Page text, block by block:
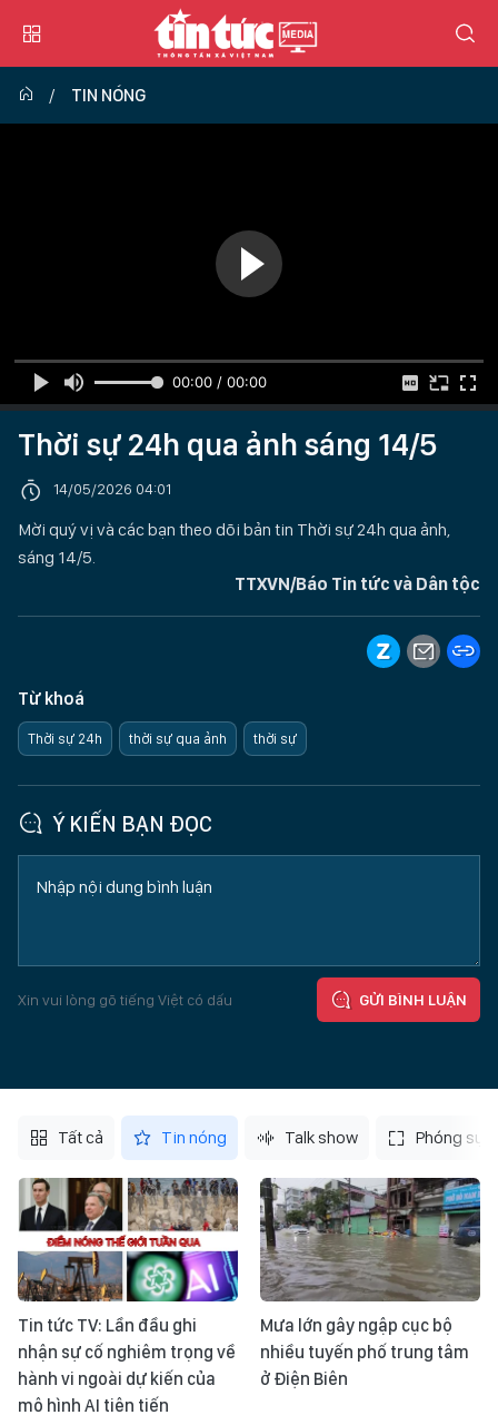
TIN NÓNG
00:00 / 00:00
Thời sự 24h qua ảnh sáng 14/5
14/05/2026 04:01
Mời quý vị và các bạn theo dõi bản tin Thời sự 24h qua ảnh,
sáng 14/5.
TTXVN/Báo Tin tức và Dân tộc
Từ khoá
Thời sự 24h thời sự qua ảnh thời sự
Ý KIẾN BẠN ĐỌC
Xin vui lòng gõ tiếng Việt có dấu GỬI BÌNH LUẬN
Tất cả Tin nóng Talk show Phóng sự
Tin tức TV: Lần đầu ghi
nhận sự cố nghiêm trọng về
hành vi ngoài dự kiến của
mô hình AI tiên tiến
Mưa lớn gây ngập cục bộ
nhiều tuyến phố trung tâm
ở Điện Biên